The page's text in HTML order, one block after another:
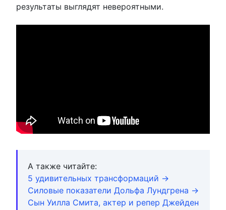
результаты выглядят невероятными.
А также читайте:
5 удивительных трансформаций →
Силовые показатели Дольфа Лундгрена →
Сын Уилла Смита, актер и репер Джейден